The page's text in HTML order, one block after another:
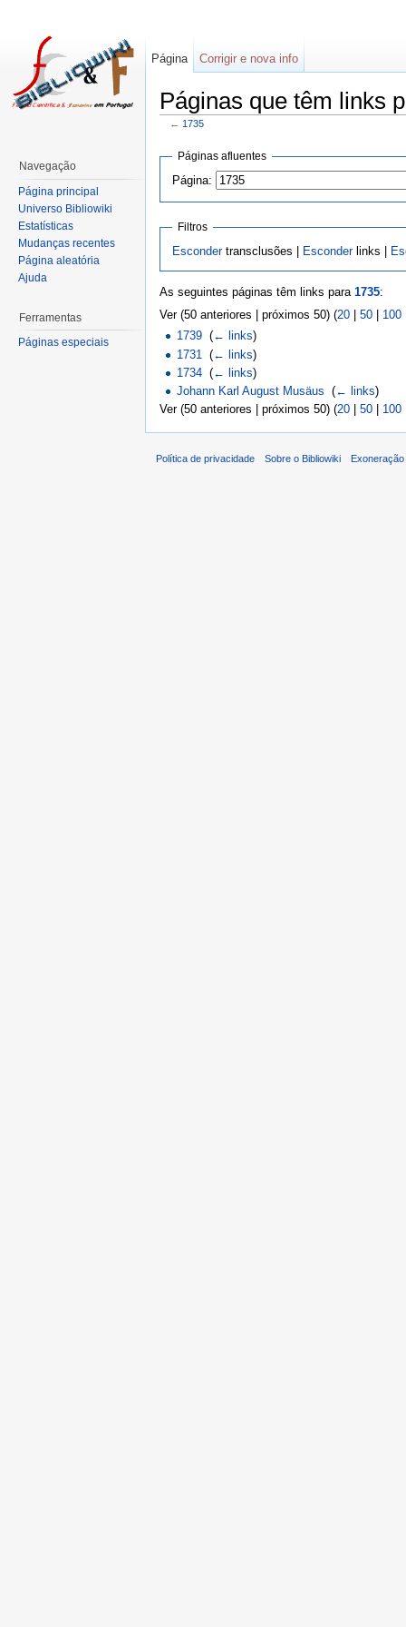
Páginas que têm links
← 1735
Páginas afluentes
Página:
Filtros
Escondertransclusões | Esconderlinks |
As seguintes páginas têm links para 1735:
Ver (50 anteriores | próximos 50) (20 50 100
1739 ‎(← links)
1731
‎(← links)
1734 ‎(← links)
Johann Karl August Musäus ‎(← links)
Ver (50 anteriores | próximos 50) (20 50 100
Página Corrigir e nova info
Navegação
Página principal
Universo Bibliowiki
Estatísticas
Mudanças recentes
Página aleatória
Ajuda
Ferramentas
Páginas especiais
Política de privacidade Sobre o Bibliowiki